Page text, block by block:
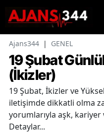
Ajans344 | GENEL
19 Şubat
(İkizler)
19 Şubat, İkizler ve
iletişimde dikkatli olma
yorumlarıyla aşk,
Detaylar...